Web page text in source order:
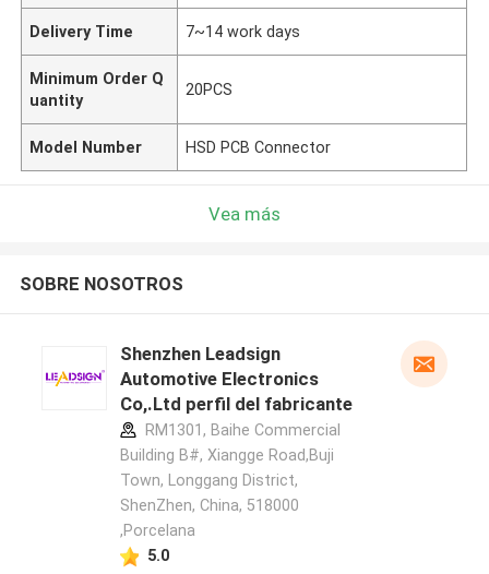
Delivery Time 7~14 work days
Minimum Order Q
uantity
20PCS
Model Number HSD PCB Connector
Vea más
SOBRE NOSOTROS
Shenzhen Leadsign
Automotive Electronics
Co,.Ltd perfil del fabricante
RM1301, Baihe Commercial
Building B#, Xiangge Road,Buji
Town, Longgang District,
ShenZhen, China, 518000
,Porcelana
5.0